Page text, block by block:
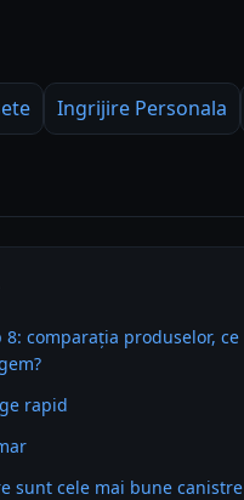
Ingrijire Personala
8: comparația produselor, ce
rapid
sunt cele mai bune canistre